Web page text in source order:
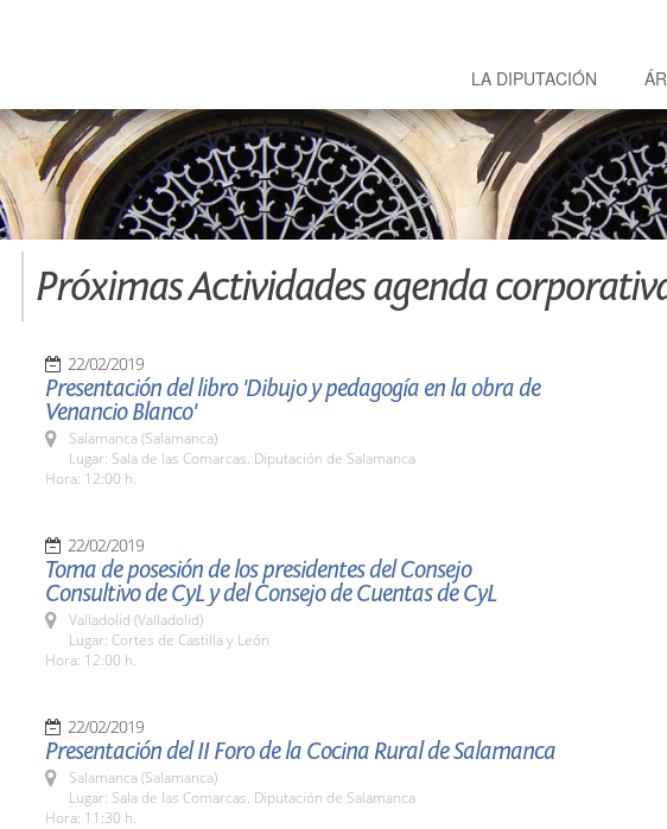
LA DIPUTACIÓN
Próximas Actividades agenda
22/02/2019
Presentación del libro 'Dibujo y pedagogía en la obra de
Venancio Blanco'
Salamanca (Salamanca)
Lugar: Sala de las Comarcas. Diputación de Salamanca
Hora: 12:00 h.
22/02/2019
Toma de posesión de los presidentes del Consejo
Consultivo de CyL y del Consejo de Cuentas de CyL
Valladolid (Valladolid)
Lugar: Cortes de Castilla y León
Hora: 12:00 h.
22/02/2019
Presentación del II Foro de la Cocina Rural de Salamanca
Salamanca (Salamanca)
Lugar: Sala de las Comarcas. Diputación de Salamanca
Hora: 11:30 h.